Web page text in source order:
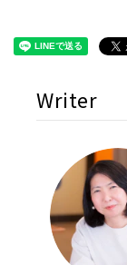
Writer